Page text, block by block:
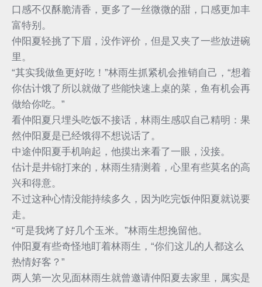
口感不仅酥脆清香，更多了一丝微微的甜，口感更加丰
富特别。
仲阳夏轻挑了下眉，没作评价，但是又夹了一些放进碗
里。
“其实我做鱼更好吃！”林雨生抓紧机会推销自己，“想着
你估计饿了所以就做了些能快速上桌的菜，鱼有机会再
做给你吃。”
看仲阳夏只埋头吃饭不接话，林雨生感叹自己精明：果
然仲阳夏是已经饿得不想说话了。
中途仲阳夏手机响起，他摸出来看了一眼，没接。
估计是井锦打来的，林雨生猜测着，心里有些莫名的高
兴和得意。
不过这种心情没能持续多久，因为吃完饭仲阳夏就说要
走。
“可是我烤了好几个玉米。”林雨生想挽留他。
仲阳夏有些奇怪地盯着林雨生，“你们这儿的人都这么
热情好客？”
两人第一次见面林雨生就曾邀请仲阳夏去家里，属实是